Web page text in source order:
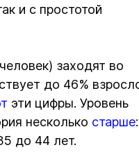
и с простотой
заходят во
до 46%
эти цифры. Уровень
несколько старше:
до 44 лет.